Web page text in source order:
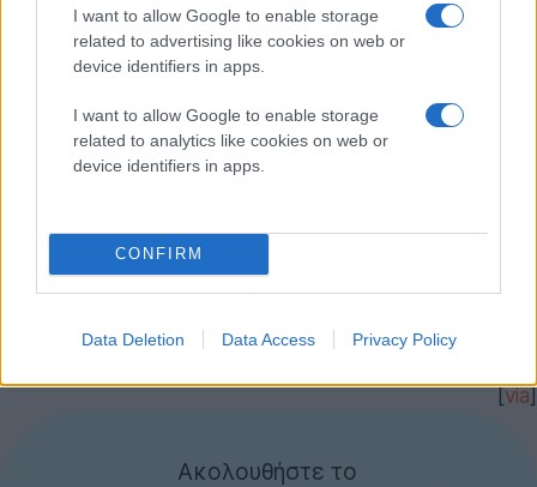
I want to allow Google to enable storage
related to advertising like cookies on web or
device identifiers in apps.
I want to allow Google to enable storage
related to analytics like cookies on web or
device identifiers in apps.
CONFIRM
Data Deletion Data Access Privacy Policy
εξελίχθηκε πολλές φορές, ενώ η Apple υπέστη
αρκετές αλλαγές στην ηγεσία λόγω εσωτερικών
Lynch, ανέλαβε το project το 2021, και εργάστηκε για
να μειώσει την κλίμακα του project, ενώ παράλληλα
Σύμφωνα με το Bloomberg, ανώτερα στελέχη της
Apple Car τις τελευταίες εβδομάδες.
[via]
Ακολουθήστε το